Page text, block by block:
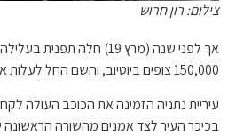
צילום: רון חרוש
אך לפני שנה (מרץ 19) חלה
150,000 צופים ביוטיוב, והשם החל לעלות אט אט.
עיריית נתניה הזמינה את הכוכב העולה
בכיכר העיר לצד אמנים מהשורה הראשונה